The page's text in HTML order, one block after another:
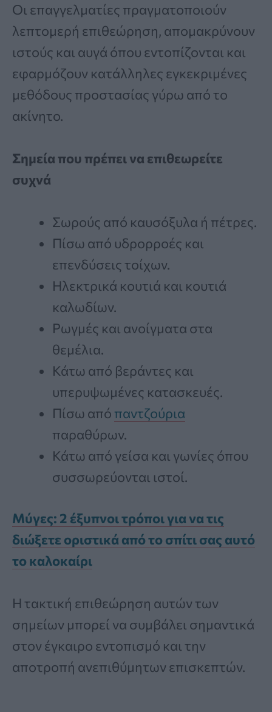
Οι επαγγελματίες πραγματοποιούν
λεπτομερή επιθεώρηση, απομακρύνουν
ιστούς και αυγά όπου εντοπίζονται και
εφαρμόζουν κατάλληλες εγκεκριμένες
μεθόδους προστασίας γύρω από το
ακίνητο.
Σημεία που πρέπει να επιθεωρείτε
συχνά
Σωρούς από καυσόξυλα ή πέτρες.
Πίσω από υδρορροές και
επενδύσεις τοίχων.
Ηλεκτρικά κουτιά και κουτιά
καλωδίων.
Ρωγμές και ανοίγματα στα
θεμέλια.
Κάτω από βεράντες και
υπερυψωμένες κατασκευές.
Πίσω από παντζούρια
παραθύρων.
Κάτω από γείσα και γωνίες όπου
συσσωρεύονται ιστοί.
Μύγες: 2 έξυπνοι τρόποι για να τις
διώξετε οριστικά από το σπίτι σας αυτό
το καλοκαίρι
Η τακτική επιθεώρηση αυτών των
σημείων μπορεί να συμβάλει σημαντικά
στον έγκαιρο εντοπισμό και την
αποτροπή ανεπιθύμητων επισκεπτών.